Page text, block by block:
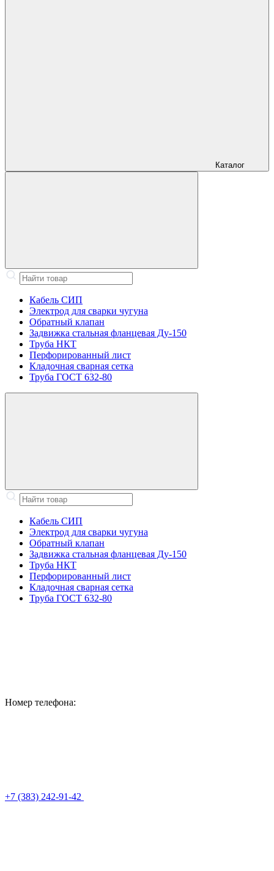
Каталог
Кабель СИП
Электрод для сварки чугуна
Обратный клапан
Задвижка стальная фланцевая Ду-150
Труба НКТ
Перфорированный лист
Кладочная сварная сетка
Труба ГОСТ 632-80
Кабель СИП
Электрод для сварки чугуна
Обратный клапан
Задвижка стальная фланцевая Ду-150
Труба НКТ
Перфорированный лист
Кладочная сварная сетка
Труба ГОСТ 632-80
Номер телефона:
+7 (383) 242-91-42